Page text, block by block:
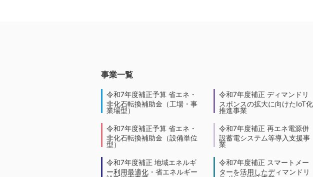
事業一覧
令和7年度補正予算 省エネ・
非化石転換補助金（工場・事
業場型）
令和7年度補正予算 省エネ・
非化石転換補助金（設備単位
型）
令和7年度補正 地域エネルギ
ー利用最適化・省エネルギー
令和7年度補正 ディマンドリ
スポンスの拡大に向けたIoT化
推進事業
令和7年度補正 再エネ電源併
設蓄電システム等導入支援事
業
令和7年度補正 スマートメー
ターを活用したディマンドリ